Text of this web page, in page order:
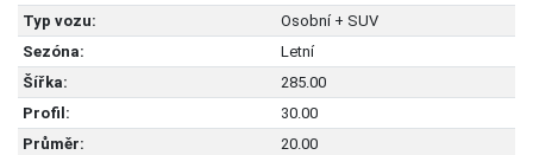
Typ vozu:
Osobní + SUV
Sezóna:
Letní
Šířka:
285.00
Profil:
30.00
Průměr:
20.00